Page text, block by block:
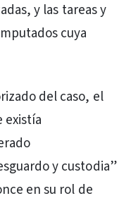
y las tareas y
cuya
del caso, el
existía
y custodia”
en su rol de